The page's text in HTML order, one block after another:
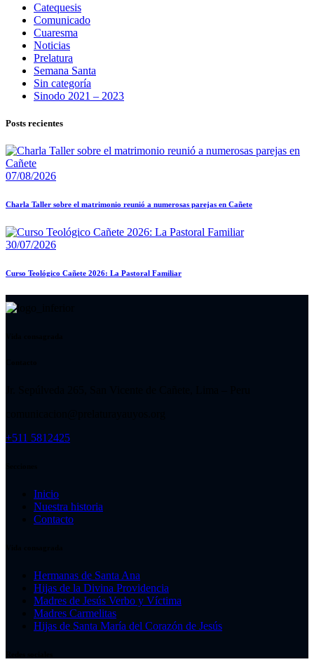
Catequesis
Comunicado
Cuaresma
Noticias
Prelatura
Semana Santa
Sin categoría
Sinodo 2021 – 2023
Posts recientes
07/08/2026
Charla Taller sobre el matrimonio reunió a numerosas parejas en Cañete
30/07/2026
Curso Teológico Cañete 2026: La Pastoral Familiar
+511 5812425
Inicio
Nuestra historia
Contacto
Hermanas de Santa Ana
Hijas de la Divina Providencia
Madres de Jesús Verbo y Víctima
Madres Carmelitas
Hijas de Santa María del Corazón de Jesús